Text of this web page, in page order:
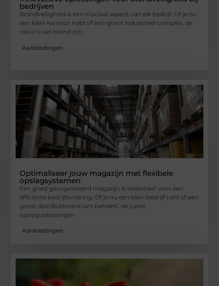
bedrijven
Brandveiligheid is een cruciaal aspect van elk bedrijf. Of je nu
een klein kantoor hebt of een groot industrieel complex, de
risico’s van brand zijn
Aanbiedingen
Optimaliseer jouw magazijn met flexibele
opslagsystemen
Een goed georganiseerd magazijn is essentieel voor een
efficiënte bedrijfsvoering. Of je nu een klein bedrijf runt of een
groot distributiecentrum beheert, de juiste
opslagoplossingen
Aanbiedingen